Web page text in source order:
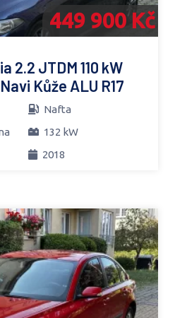
449 900 Kč
2.2 JTDM 110 kW
Kůže ALU R17
Nafta
132 kW
2018